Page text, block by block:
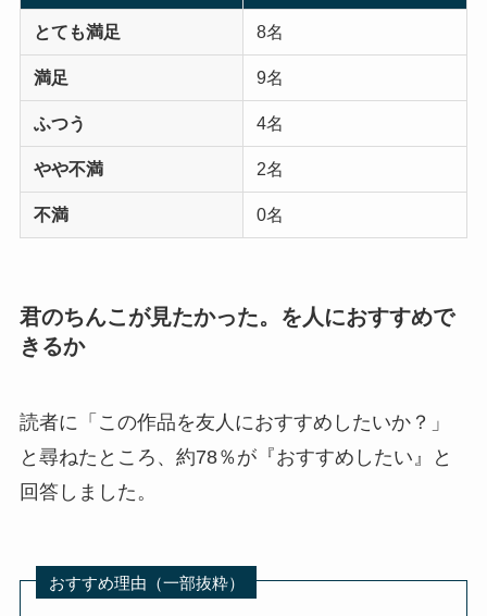
とても満足 8名
満足 9名
ふつう 4名
やや不満 2名
不満 0名
君のちんこが見たかった。を人におすすめで
きるか
読者に「この作品を友人におすすめしたいか？」
と尋ねたところ、約78％が『おすすめしたい』と
回答しました。
おすすめ理由（一部抜粋）